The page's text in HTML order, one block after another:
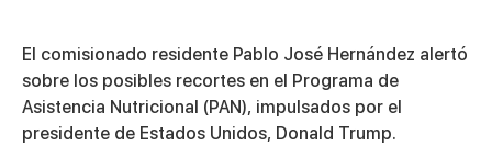
17
seconds
El comisionado residente Pablo José Hernández alertó
sobre los posibles recortes en el Programa de
Asistencia Nutricional (PAN), impulsados por el
presidente de Estados Unidos, Donald Trump.